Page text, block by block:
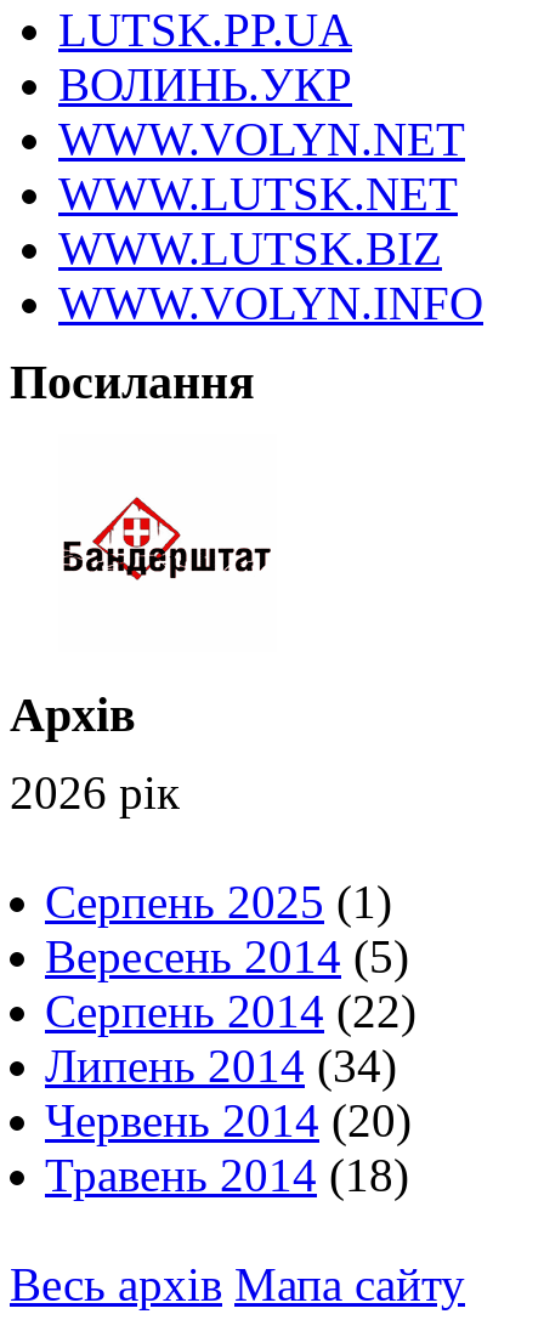
LUTSK.PP.UA
ВОЛИНЬ.УКР
WWW.VOLYN.NET
WWW.LUTSK.NET
WWW.LUTSK.BIZ
WWW.VOLYN.INFO
Посилання
Архів
2026 рік
Серпень 2025 (1)
Вересень 2014 (5)
Серпень 2014 (22)
Липень 2014 (34)
Червень 2014 (20)
Травень 2014 (18)
Весь архів Мапа сайту